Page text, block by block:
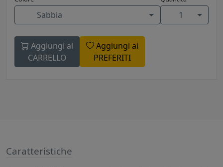
Sabbia 1
Aggiungi al
CARRELLO
Aggiungi ai
PREFERITI
Caratteristiche